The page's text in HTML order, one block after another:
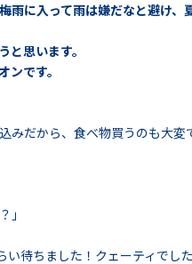
雨に入って雨は嫌だなと避け
思います。
です。
みだから、食べ物買うのも大変
」
待ちました！クェーティでした